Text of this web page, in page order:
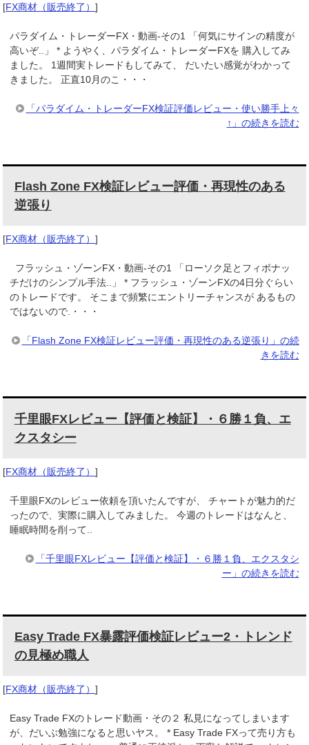
[FX商材（販売終了）]
パラダイム・トレーダーFX・動画-その1 「何気にサインの精度が
高いぞ..」 * ようやく、パラダイム・トレーダーFXを 購入してみ
ました。 1週間実トレードもしてみて、 だいたい感覚がわかって
きました。 正直10月のこ・・・
「パラダイム・トレーダーFX検証評価レビュー・使い勝手上々
↑」の続きを読む
Flash Zone FX検証レビュー評価・再現性のある
逆張り
[FX商材（販売終了）]
フラッシュ・ゾーンFX・動画-その1 「ローソク足とフィボナッ
チだけのシンプル手法..」 * フラッシュ・ゾーンFXの4日分ぐらい
のトレードです。 そこまで頻繁にエントリーチャンスが あるもの
ではないので.・・・
「Flash Zone FX検証レビュー評価・再現性のある逆張り」の続
きを読む
千里眼FXレビュー【評価と検証】・６勝１負、エ
クスタシー
[FX商材（販売終了）]
千里眼FXのレビュー依頼を頂いたんですが、 チャートが魅力的だ
ったので、実際に購入してみました。 今週のトレードはなんと、
睡眠時間を削って..
「千里眼FXレビュー【評価と検証】・６勝１負、エクスタシ
ー」の続きを読む
Easy Trade FX暴露評価検証レビュー2・トレンド
の見極め職人
[FX商材（販売終了）]
Easy Trade FXのトレード動画・その２ 私見になってしまいます
が、だいぶ勉強になると思いヤス。 * Easy Trade FXって売り方も